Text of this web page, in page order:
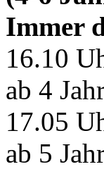
Immer
16.10
ab 4
17.05
ab 5